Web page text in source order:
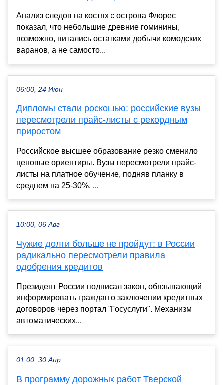
Анализ следов на костях с острова Флорес
показал, что небольшие древние гоминины,
возможно, питались остатками добычи комодских
варанов, а не самосто...
06:00, 24 Июн
Дипломы стали роскошью: российские вузы
пересмотрели прайс-листы с рекордным
приростом
Российское высшее образование резко сменило
ценовые ориентиры. Вузы пересмотрели прайс-
листы на платное обучение, подняв планку в
среднем на 25-30%. ...
10:00, 06 Авг
Чужие долги больше не пройдут: в России
радикально пересмотрели правила
одобрения кредитов
Президент России подписал закон, обязывающий
информировать граждан о заключении кредитных
договоров через портал "Госуслуги". Механизм
автоматических...
01:00, 30 Апр
В программу дорожных работ Тверской